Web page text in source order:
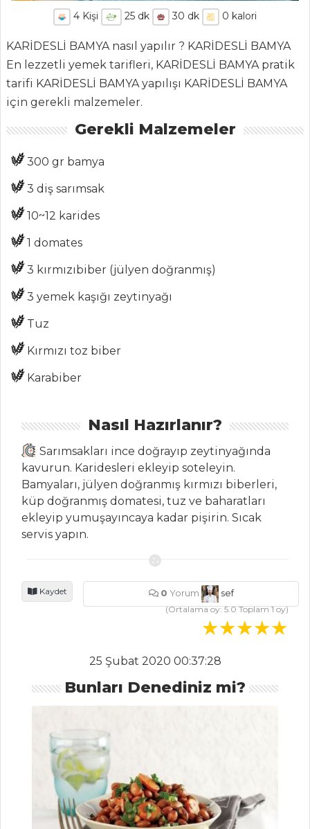
ANASAYFA
BLOG
Medya
Aktüel
Chefs
Haber
ŞEFİN TARİFLERİ
Kategoriler
SEBZE
Brokolili Pankek
Zeytinyağlı
Havuç
Brokoli
Kroketleri
Sebze Yemekleri
MASTERCHEF
yapılır? Püf
noktaları...
Şeflerden Ege
dolması
Mercimek
çorbası nasıl
yapılır?
Masterchef Tüm
4 Kişi 25dk 30 dk 0 kalori
KARİDESLİ BAMYA nasıl yapılır ? KARİDESLİ BAMYA
En lezzetli yemek tarifleri, KARİDESLİ BAMYA pratik
tarifi KARİDESLİ BAMYA yapılışı KARİDESLİ BAMYA
için gerekli malzemeler.
Gerekli Malzemeler
300 gr bamya
3 diş sarımsak
10~12 karides
1 domates
3 kırmızıbiber (jülyen doğranmış)
3 yemek kaşığı zeytinyağı
Tuz
Kırmızı toz biber
Karabiber
Nasıl Hazırlanır?
Sarımsakları ince doğrayıp zeytinyağında
kavurun. Karidesleri ekleyip soteleyin.
Bamyaları, jülyen doğranmış kırmızı biberleri,
küp doğranmış domatesi, tuz ve baharatları
ekleyip yumuşayıncaya kadar pişirin. Sıcak
servis yapın.
Kaydet 0 Yorum
sef
(Ortalama oy:5.0Toplam1oy)
25 Şubat 2020 00:37:28
Bunları Denediniz mi?